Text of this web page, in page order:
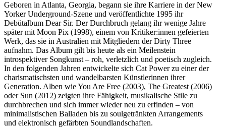
Geboren in Atlanta, Georgia, begann sie ihre Karriere in der New
Yorker Underground-Szene und veröffentlichte 1995 ihr
Debütalbum Dear Sir. Der Durchbruch gelang ihr wenige Jahre
später mit Moon Pix (1998), einem von Kritiker:innen gefeierten
Werk, das sie in Australien mit Mitgliedern der Dirty Three
aufnahm. Das Album gilt bis heute als ein Meilenstein
introspektiver Songkunst – roh, verletzlich und poetisch zugleich.
In den folgenden Jahren entwickelte sich Cat Power zu einer der
charismatischsten und wandelbarsten Künstlerinnen ihrer
Generation. Alben wie You Are Free (2003), The Greatest (2006)
oder Sun (2012) zeigten ihre Fähigkeit, musikalische Stile zu
durchbrechen und sich immer wieder neu zu erfinden – von
minimalistischen Balladen bis zu soulgetränkten Arrangements
und elektronisch gefärbten Soundlandschaften.